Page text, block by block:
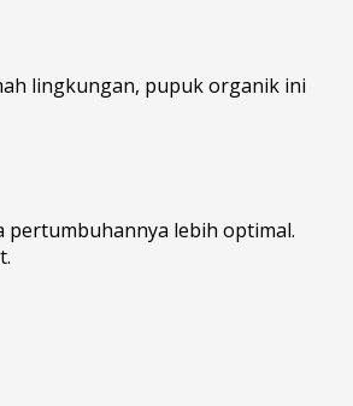
lingkungan, pupuk organik ini
pertumbuhannya lebih optimal.